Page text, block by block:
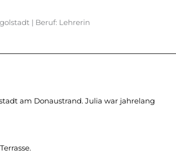
| Beruf: Lehrerin
am Donaustrand. Julia war jahrelang